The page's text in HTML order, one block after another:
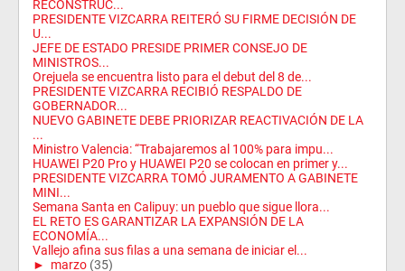
RECONSTRUC...
PRESIDENTE VIZCARRA REITERÓ SU FIRME DECISIÓN DE
U...
JEFE DE ESTADO PRESIDE PRIMER CONSEJO DE
MINISTROS...
Orejuela se encuentra listo para el debut del 8 de...
PRESIDENTE VIZCARRA RECIBIÓ RESPALDO DE
GOBERNADOR...
NUEVO GABINETE DEBE PRIORIZAR REACTIVACIÓN DE LA
...
Ministro Valencia: “Trabajaremos al 100% para impu...
HUAWEI P20 Pro y HUAWEI P20 se colocan en primer y...
PRESIDENTE VIZCARRA TOMÓ JURAMENTO A GABINETE
MINI...
Semana Santa en Calipuy: un pueblo que sigue llora...
EL RETO ES GARANTIZAR LA EXPANSIÓN DE LA
ECONOMÍA...
Vallejo afina sus filas a una semana de iniciar el...
► marzo (35)